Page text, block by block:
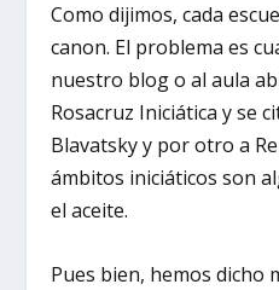
Como dijimos, cada
canon. El problema es
nuestro blog o al aula
Rosacruz Iniciática y se
Blavatsky y por otro a
ámbitos iniciáticos son
el aceite.
Pues bien, hemos dicho